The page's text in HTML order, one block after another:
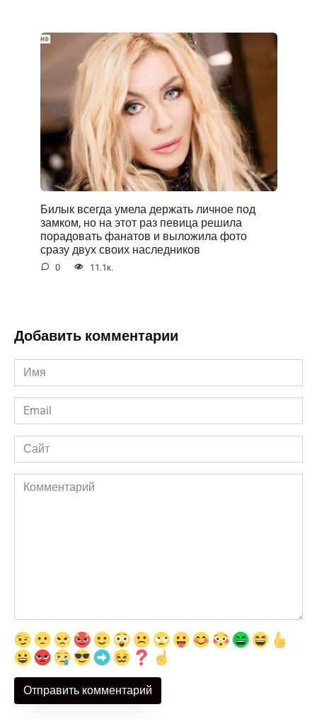
Билык всегда умела держать личное под
замком, но на этот раз певица решила
порадовать фанатов и выложила фото
сразу двух своих наследников
0 11.1к.
Добавить комментарии
Имя
*
Email
*
Сайт
Комментарий